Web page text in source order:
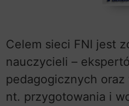
Celem sieci FNI jest
nauczycieli –
pedagogicznych
nt. przygotowania i